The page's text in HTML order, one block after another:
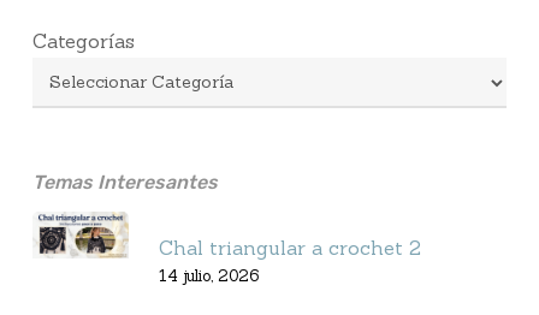
Categorías
Temas Interesantes
Chal triangular a crochet 2
14 julio, 2026